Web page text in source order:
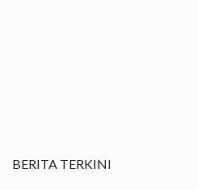
BERITA TERKINI